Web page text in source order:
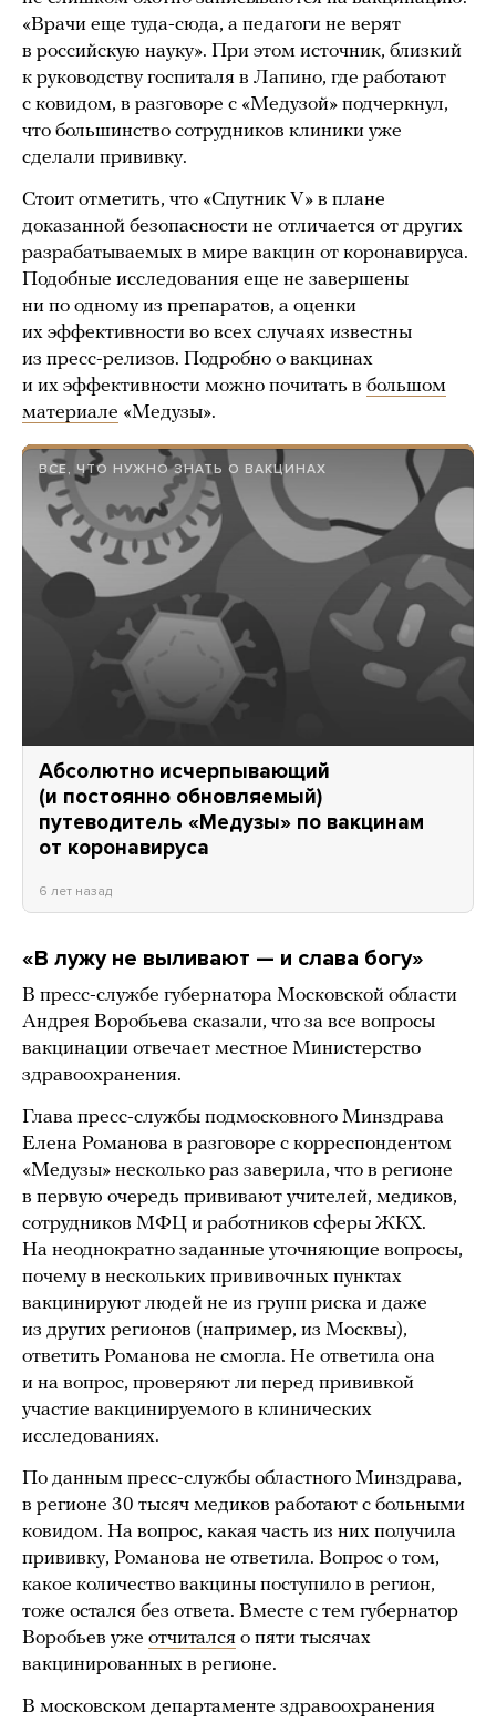
«Врачи еще туда-сюда, а педагоги не верят
в российскую науку». При этом источник, близкий
к руководству госпиталя в Лапино, где работают
с ковидом, в разговоре с «Медузой» подчеркнул,
что большинство сотрудников клиники уже
сделали прививку.
Стоит отметить, что «Спутник V» в плане
доказанной безопасности не отличается от других
разрабатываемых в мире вакцин от коронавируса.
Подобные исследования еще не завершены
ни по одному из препаратов, а оценки
их эффективности во всех случаях известны
из пресс-релизов. Подробно о вакцинах
и их эффективности можно почитать в большом
материале «Медузы».
ВСЕ, ЧТО НУЖНО ЗНАТЬ О ВАКЦИНАХ
Абсолютно исчерпывающий
(и постоянно обновляемый)
путеводитель «Медузы» по вакцинам
от коронавируса
6 лет назад
«В лужу не выливают — и слава богу»
В пресс-службе губернатора Московской области
Андрея Воробьева сказали, что за все вопросы
вакцинации отвечает местное Министерство
здравоохранения.
Глава пресс-службы подмосковного Минздрава
Елена Романова в разговоре с корреспондентом
«Медузы» несколько раз заверила, что в регионе
в первую очередь прививают учителей, медиков,
сотрудников МФЦ и работников сферы ЖКХ.
На неоднократно заданные уточняющие вопросы,
почему в нескольких прививочных пунктах
вакцинируют людей не из групп риска и даже
из других регионов (например, из Москвы),
ответить Романова не смогла. Не ответила она
и на вопрос, проверяют ли перед прививкой
участие вакцинируемого в клинических
исследованиях.
По данным пресс-службы областного Минздрава,
в регионе 30 тысяч медиков работают с больными
ковидом. На вопрос, какая часть из них получила
прививку, Романова не ответила. Вопрос о том,
какое количество вакцины поступило в регион,
тоже остался без ответа. Вместе с тем губернатор
Воробьев уже отчитался о пяти тысячах
вакцинированных в регионе.
В московском департаменте здравоохранения